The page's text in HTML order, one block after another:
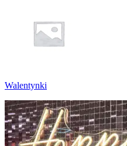
Walentynki